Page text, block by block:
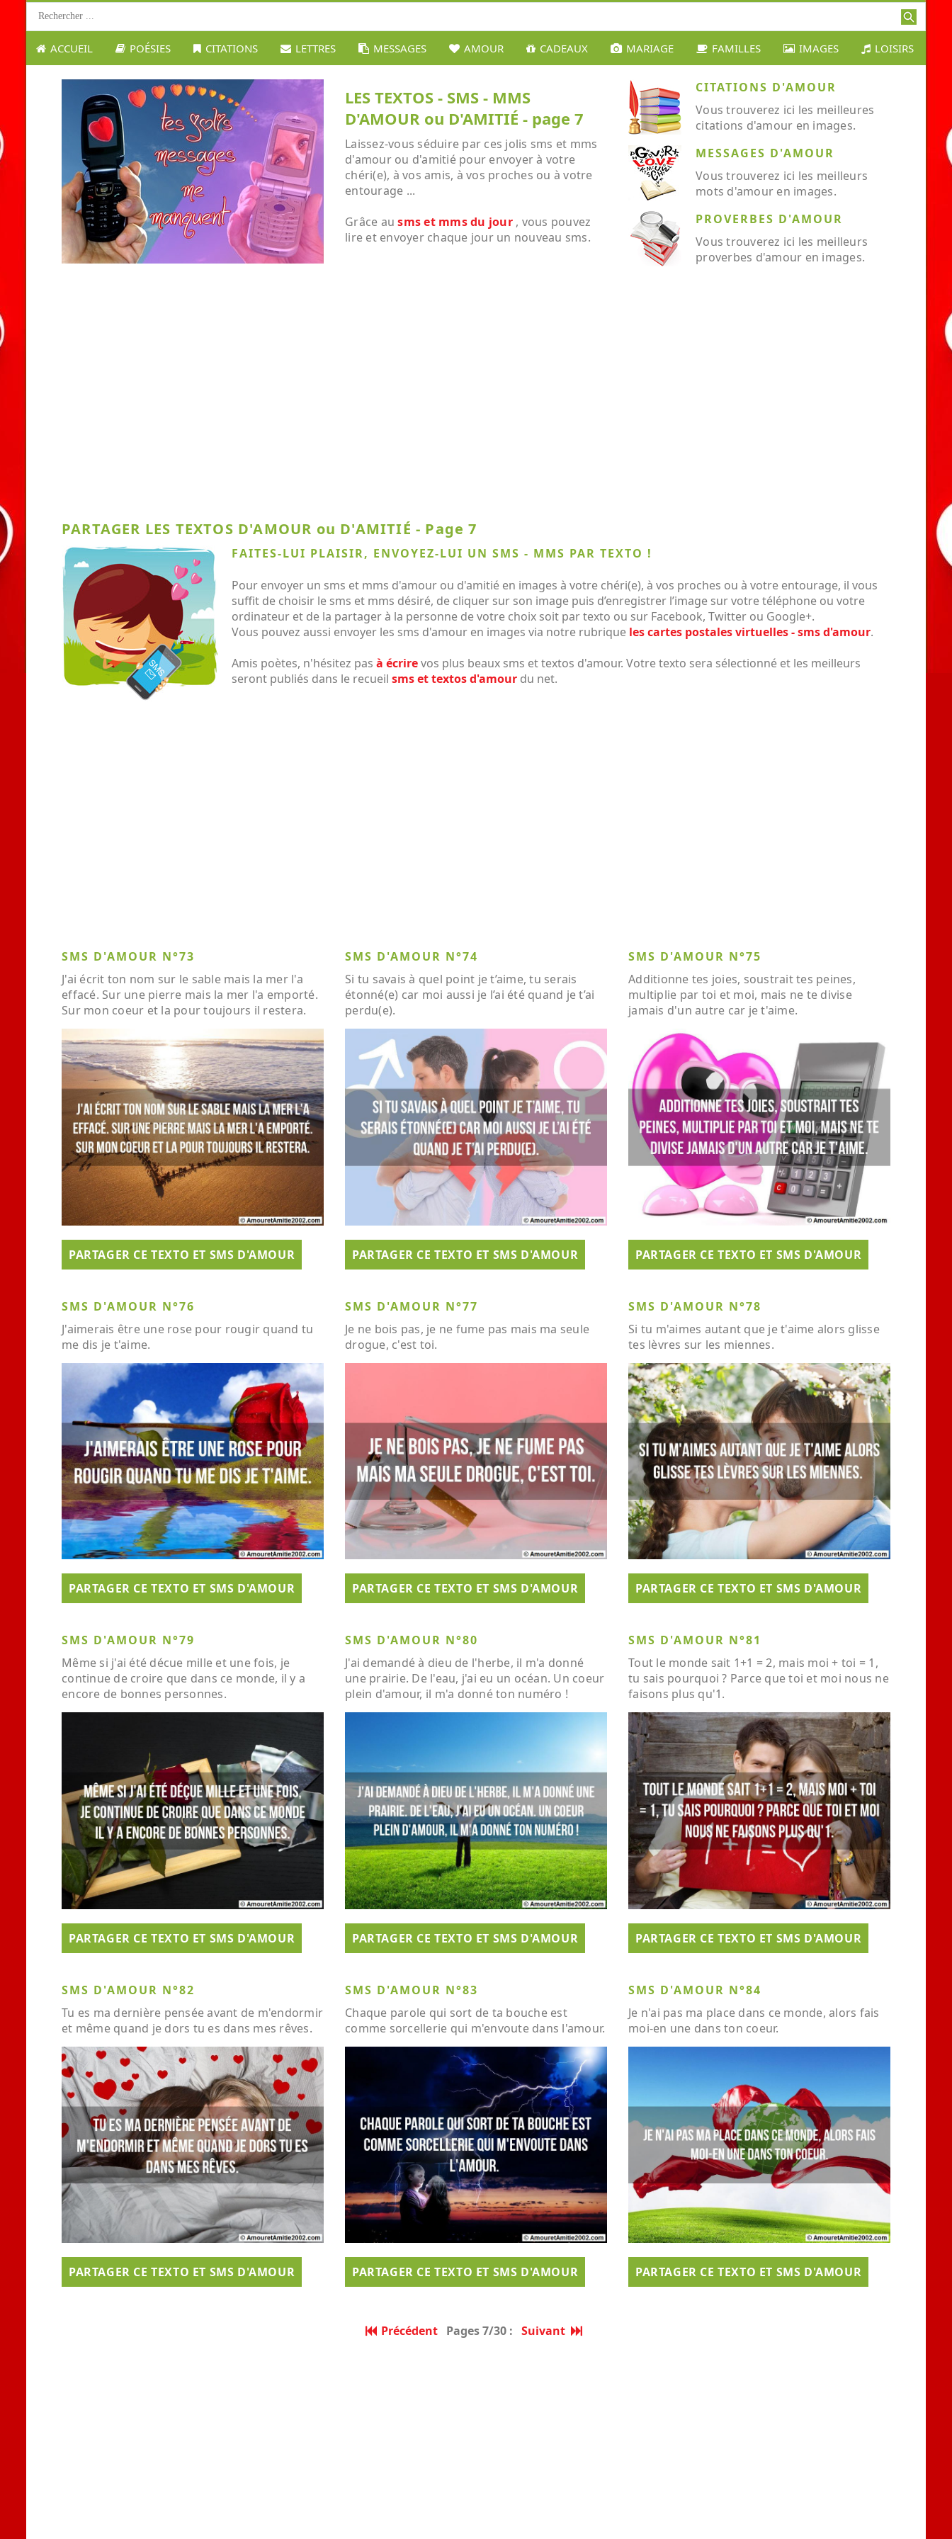
ACCUEIL POÉSIES CITATIONS LETTRES MESSAGES AMOUR CADEAUX MARIAGE FAMILLES IMAGES LOISIRS
LES TEXTOS - SMS - MMS
D'AMOUR ou D'AMITIÉ - page 7
Laissez-vous séduire par ces jolis sms et mms
d'amour ou d'amitié pour envoyer à votre
chéri(e), à vos amis, à vos proches ou à votre
entourage ...
Grâce ausms et mms du jour, vous pouvez
lire et envoyer chaque jour un nouveau sms.
CITATIONS D'AMOUR
Vous trouverez ici les meilleures
citations d'amour en images.
MESSAGES D'AMOUR
Vous trouverez ici les meilleurs
mots d'amour en images.
PROVERBES D'AMOUR
Vous trouverez ici les meilleurs
proverbes d'amour en images.
PARTAGER LES TEXTOS D'AMOUR ou D'AMITIÉ - Page 7
FAITES-LUI PLAISIR, ENVOYEZ-LUI UN SMS - MMS PAR TEXTO !
Pour envoyer un sms et mms d'amour ou d'amitié en images à votre chéri(e), à vos proches ou à votre entourage, il vous
suffit de choisir le sms et mms désiré, de cliquer sur son image puis d’enregistrer l’image sur votre téléphone ou votre
ordinateur et de la partager à la personne de votre choix soit par texto ou sur Facebook, Twitter ou Google+.
Vous pouvez aussi envoyer les sms d'amour en images via notre rubrique les cartes postales virtuelles - sms d'amour.
Amis poètes, n'hésitez pas à écrirevos plus beaux sms et textos d'amour. Votre texto sera sélectionné et les meilleurs
seront publiés dans le recueil sms et textos d'amour du net.
SMS D'AMOUR N°73
J'ai écrit ton nom sur le sable mais la mer l'a
effacé. Sur une pierre mais la mer l'a emporté.
Sur mon coeur et la pour toujours il restera.
PARTAGER CE TEXTO ET SMS D'AMOUR
SMS D'AMOUR N°74
Si tu savais à quel point je t’aime, tu serais
étonné(e) car moi aussi je l’ai été quand je t’ai
perdu(e).
PARTAGER CE TEXTO ET SMS D'AMOUR
SMS D'AMOUR N°75
Additionne tes joies, soustrait tes peines,
multiplie par toi et moi, mais ne te divise
jamais d'un autre car je t'aime.
PARTAGER CE TEXTO ET SMS D'AMOUR
SMS D'AMOUR N°76
J'aimerais être une rose pour rougir quand tu
me dis je t'aime.
PARTAGER CE TEXTO ET SMS D'AMOUR
SMS D'AMOUR N°77
Je ne bois pas, je ne fume pas mais ma seule
drogue, c'est toi.
PARTAGER CE TEXTO ET SMS D'AMOUR
SMS D'AMOUR N°78
Si tu m'aimes autant que je t'aime alors glisse
tes lèvres sur les miennes.
PARTAGER CE TEXTO ET SMS D'AMOUR
SMS D'AMOUR N°79
Même si j'ai été décue mille et une fois, je
continue de croire que dans ce monde, il y a
encore de bonnes personnes.
PARTAGER CE TEXTO ET SMS D'AMOUR
SMS D'AMOUR N°80
J'ai demandé à dieu de l'herbe, il m'a donné
une prairie. De l'eau, j'ai eu un océan. Un coeur
plein d'amour, il m'a donné ton numéro !
PARTAGER CE TEXTO ET SMS D'AMOUR
SMS D'AMOUR N°81
Tout le monde sait 1+1 = 2, mais moi + toi = 1,
tu sais pourquoi ? Parce que toi et moi nous ne
faisons plus qu'1.
PARTAGER CE TEXTO ET SMS D'AMOUR
SMS D'AMOUR N°82
Tu es ma dernière pensée avant de m'endormir
et même quand je dors tu es dans mes rêves.
PARTAGER CE TEXTO ET SMS D'AMOUR
SMS D'AMOUR N°83
Chaque parole qui sort de ta bouche est
comme sorcellerie qui m'envoute dans l'amour.
PARTAGER CE TEXTO ET SMS D'AMOUR
SMS D'AMOUR N°84
Je n'ai pas ma place dans ce monde, alors fais
moi-en une dans ton coeur.
PARTAGER CE TEXTO ET SMS D'AMOUR
Précédent Pages 7/30 : Suivant